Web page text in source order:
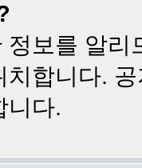
정보를 알
합니다.
니다.